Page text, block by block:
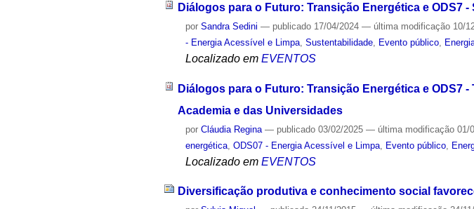
Diálogos para o Futuro: Transição Energética e ODS7
porSandra Sedini — publicado 17/04/2024— última modificação 10/
- Energia Acessível e Limpa ,Sustentabilidade Evento público
Localizado em EVENTOS
Diálogos para o Futuro: Transição Energética e ODS7
Academia e das Universidades
porCláudia Regina — publicado 03/02/2025— última modificação 01/
energética ,ODS07 - Energia Acessível e Limpa Evento público
Localizado em EVENTOS
Diversificação produtiva e conhecimento social